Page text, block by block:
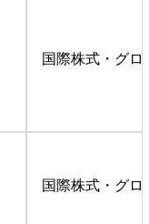
国際株式・グロ
国際株式・グロ